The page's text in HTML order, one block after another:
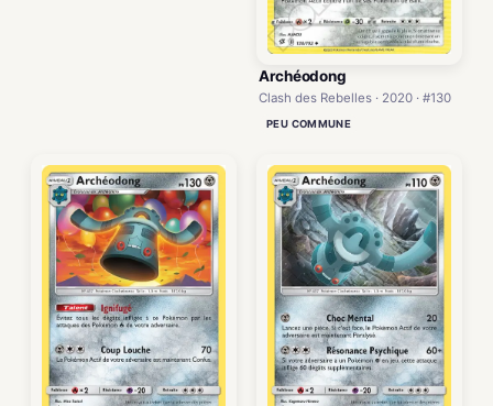
Archéodong
Clash des Rebelles · 2020 · #130
PEU COMMUNE